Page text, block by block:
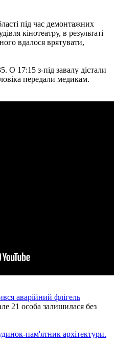
під час демонтажних
кінотеатру, в результаті
вдалося врятувати,
О 17:15 з-під завалу дістали
передали медикам.
аварійний флігель
21 особа залишилася без
пам'ятник архітектури.